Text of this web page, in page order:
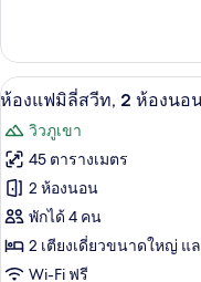
เกี่ยว
กับ
ห้อง
วิว
ทะเล
VIP
เปิด
ภาพถ่าย
ทั้งหมด
ของ
ห้อง
แฟ
11
ห้องแฟมิลี่สวีท, 2 ห้องนอ
วิวภูเขา
45 ตารางเมตร
2 ห้องนอน
พักได้ 4 คน
2 เตียงเดี่ยวขนาดใหญ่ แ
Wi-Fi ฟรี